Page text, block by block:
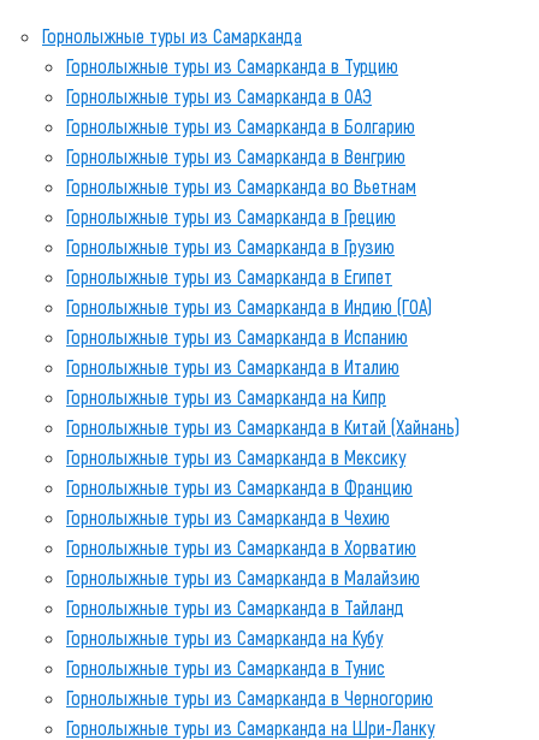
Горнолыжные туры из Самарканда
Горнолыжные туры из Самарканда в Турцию
Горнолыжные туры из Самарканда в ОАЭ
Горнолыжные туры из Самарканда в Болгарию
Горнолыжные туры из Самарканда в Венгрию
Горнолыжные туры из Самарканда во Вьетнам
Горнолыжные туры из Самарканда в Грецию
Горнолыжные туры из Самарканда в Грузию
Горнолыжные туры из Самарканда в Египет
Горнолыжные туры из Самарканда в Индию (ГОА)
Горнолыжные туры из Самарканда в Испанию
Горнолыжные туры из Самарканда в Италию
Горнолыжные туры из Самарканда на Кипр
Горнолыжные туры из Самарканда в Китай (Хайнань)
Горнолыжные туры из Самарканда в Мексику
Горнолыжные туры из Самарканда в Францию
Горнолыжные туры из Самарканда в Чехию
Горнолыжные туры из Самарканда в Хорватию
Горнолыжные туры из Самарканда в Малайзию
Горнолыжные туры из Самарканда в Тайланд
Горнолыжные туры из Самарканда на Кубу
Горнолыжные туры из Самарканда в Тунис
Горнолыжные туры из Самарканда в Черногорию
Горнолыжные туры из Самарканда на Шри-Ланку